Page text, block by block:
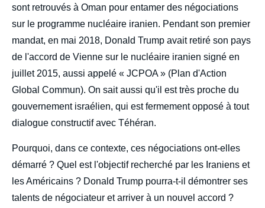
sont retrouvés à Oman pour entamer des négociations
sur le programme nucléaire iranien. Pendant son premier
mandat, en mai 2018, Donald Trump avait retiré son pays
de l'accord de Vienne sur le nucléaire iranien signé en
juillet 2015, aussi appelé « JCPOA » (Plan d'Action
Global Commun). On sait aussi qu'il est très proche du
gouvernement israélien, qui est fermement opposé à tout
dialogue constructif avec Téhéran.
Pourquoi, dans ce contexte, ces négociations ont-elles
démarré ? Quel est l'objectif recherché par les Iraniens et
les Américains ? Donald Trump pourra-t-il démontrer ses
talents de négociateur et arriver à un nouvel accord ?